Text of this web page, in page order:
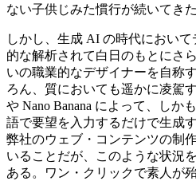
ない子供じみた慣行が続いてき
しかし、生成 AI の時代におい
的な解析されて白日のもとにさ
いの職業的なデザイナーを自称
ろん、質においても遥かに凌駕
や Nano Banana によって、しか
語で要望を入力するだけで生成
弊社のウェブ・コンテンツの制
いることだが、このような状況
ある。ワン・クリックで素人が